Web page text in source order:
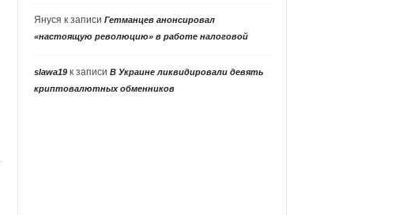
Януся к записи Гетманцев анонсировал
«настоящую революцию» в работе налоговой
slawa19к записи В Украине ликвидировали девять
криптовалютных обменников